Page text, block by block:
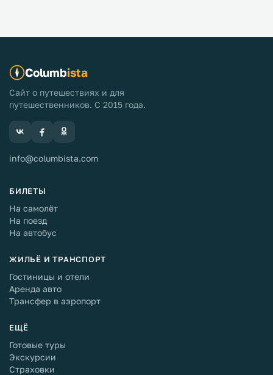
Columbista
Сайт о путешествиях и для
путешественников. С 2015 года.
info@columbista.com
БИЛЕТЫ
На самолёт
На поезд
На автобус
ЖИЛЬЁ И ТРАНСПОРТ
Гостиницы и отели
Аренда авто
Трансфер в аэропорт
ЕЩЁ
Готовые туры
Экскурсии
Страховки